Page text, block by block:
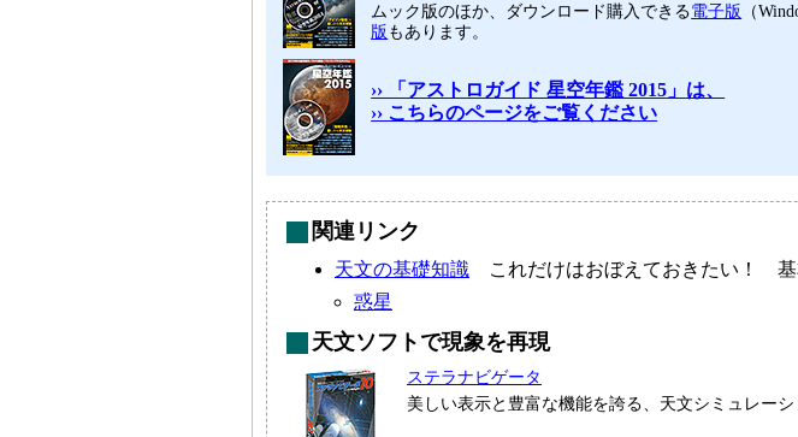
ムック版のほか、ダウンロード購入できる電子版 （
版もあります。
›› 「アストロガイド 星空年鑑 2015」は、
›› こちらのページをご覧ください
関連リンク
天文の基礎知識 これだけはおぼえておきたい！ 基
惑星
天文ソフトで現象を再現
ステラナビゲータ
美しい表示と豊富な機能を誇る、天文シミュレー